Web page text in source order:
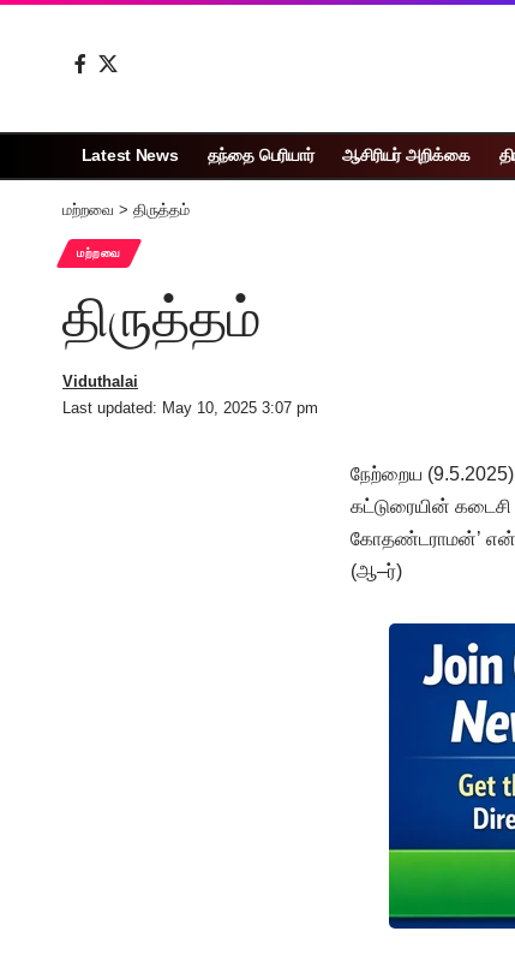
Latest News தந்தை பெரியார் ஆசிரியர் அறிக்கை
மற்றவை > திருத்தம்
மற்றவை
திருத்தம்
Last updated: May 10, 2025 3:07 pm
Viduthalai
நேற்றைய (9.5.2025)
கட்டுரையின்
கோதண்டராமன்’ என்று
(ஆ–ர்)